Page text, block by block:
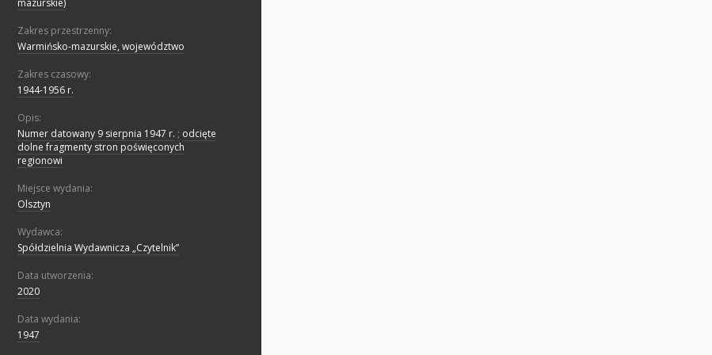
mazurskie)
Zakres przestrzenny:
Warmińsko-mazurskie, województwo
Zakres czasowy:
1944-1956 r.
Opis:
Numer datowany 9 sierpnia 1947 r. ; odcięte
dolne fragmenty stron poświęconych
regionowi
Miejsce wydania:
Olsztyn
Wydawca:
Spółdzielnia Wydawnicza „Czytelnik”
Data utworzenia:
2020
Data wydania:
1947